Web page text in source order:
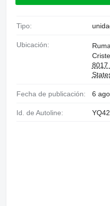
Tipo:
Ubicación:
8017
Fecha de publicación: 6
Id. de Autoline: